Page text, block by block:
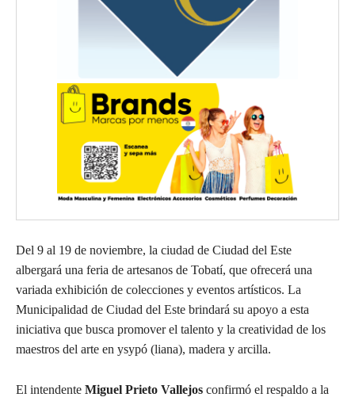
Del 9 al 19 de noviembre, la ciudad de Ciudad del Este
albergará una feria de artesanos de Tobatí, que ofrecerá una
variada exhibición de colecciones y eventos artísticos. La
Municipalidad de Ciudad del Este brindará su apoyo a esta
iniciativa que busca promover el talento y la creatividad de los
maestros del arte en ysypó (liana), madera y arcilla.
El intendente Miguel Prieto Vallejos confirmó el respaldo a la